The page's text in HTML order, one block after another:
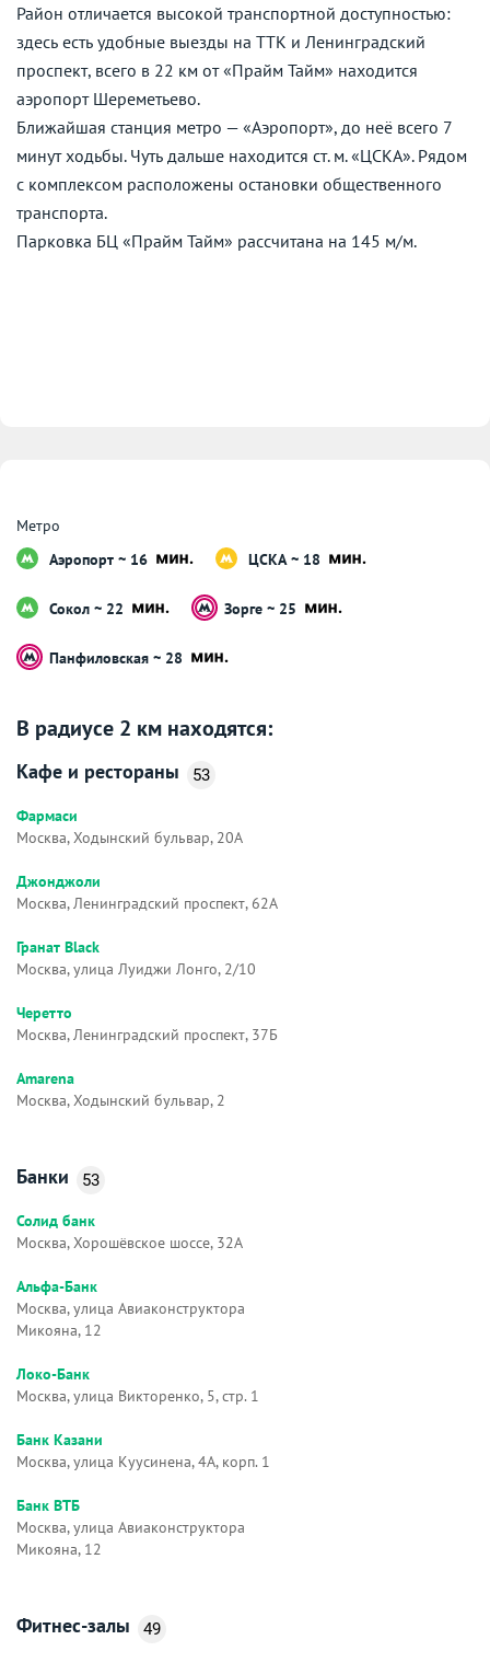
Район отличается высокой транспортной доступностью:
здесь есть удобные выезды на ТТК и Ленинградский
проспект, всего в 22 км от «Прайм Тайм» находится
аэропорт Шереметьево.
Ближайшая станция метро — «Аэропорт», до неё всего 7
минут ходьбы. Чуть дальше находится ст. м. «ЦСКА». Рядом
с комплексом расположены остановки общественного
транспорта.
Парковка БЦ «Прайм Тайм» рассчитана на 145 м/м.
Метро
Аэропорт ~ 16
ЦСКА ~ 18
Сокол ~ 22 Зорге ~ 25
Панфиловская ~ 28
В радиусе 2 км находятся:
Кафе и рестораны 53
Фармаси
Москва, Ходынский бульвар, 20А
Джонджоли
Москва, Ленинградский проспект, 62А
Гранат Black
Москва, улица Луиджи Лонго, 2/10
Черетто
Москва, Ленинградский проспект, 37Б
Amarena
Москва, Ходынский бульвар, 2
Банки 53
Солид банк
Москва, Хорошёвское шоссе, 32А
Альфа-Банк
Москва, улица Авиаконструктора
Микояна, 12
Локо-Банк
Москва, улица Викторенко, 5, стр. 1
Банк Казани
Москва, улица Куусинена, 4А, корп. 1
Банк ВТБ
Москва, улица Авиаконструктора
Микояна, 12
Фитнес-залы 49